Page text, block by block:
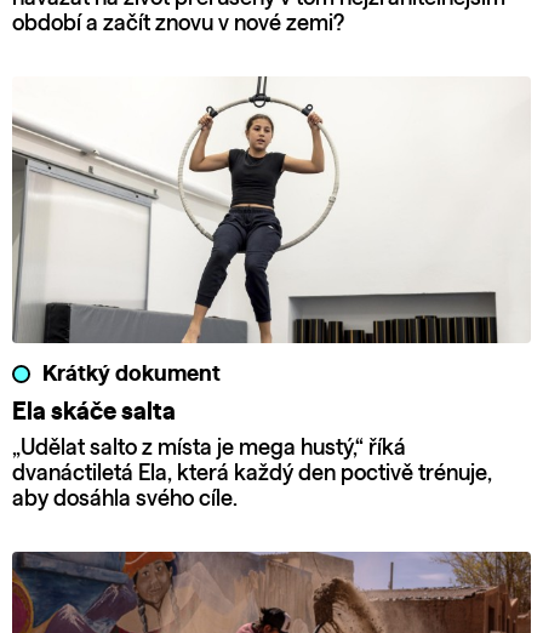
období a začít znovu v nové zemi?
Krátký dokument
Ela skáče salta
„Udělat salto z místa je mega hustý,“ říká
dvanáctiletá Ela, která každý den poctivě trénuje,
aby dosáhla svého cíle.